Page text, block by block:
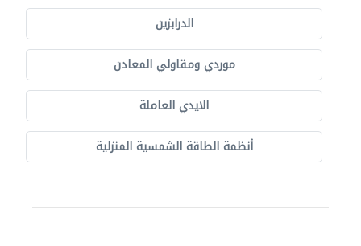
الدرابزين
موردي ومقاولي المعادن
الايدي العاملة
أنظمة الطاقة الشمسية المنزلية